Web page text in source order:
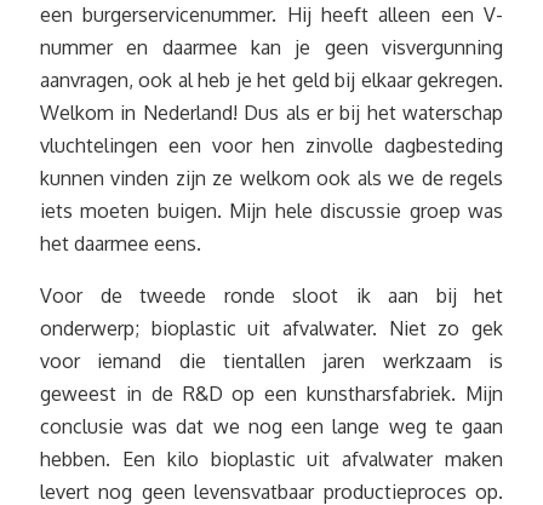
een burgerservicenummer. Hij heeft alleen een V-
nummer en daarmee kan je geen visvergunning
aanvragen, ook al heb je het geld bij elkaar gekregen.
Welkom in Nederland! Dus als er bij het waterschap
vluchtelingen een voor hen zinvolle dagbesteding
kunnen vinden zijn ze welkom ook als we de regels
iets moeten buigen. Mijn hele discussie groep was
het daarmee eens.
Voor de tweede ronde sloot ik aan bij het
onderwerp; bioplastic uit afvalwater. Niet zo gek
voor iemand die tientallen jaren werkzaam is
geweest in de R&D op een kunstharsfabriek. Mijn
conclusie was dat we nog een lange weg te gaan
hebben. Een kilo bioplastic uit afvalwater maken
levert nog geen levensvatbaar productieproces op.